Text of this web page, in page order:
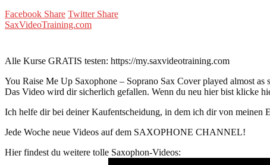
Facebook Share Twitter Share
SaxVideoTraining.com
Alle Kurse GRATIS testen: https://my.saxvideotraining.com
You Raise Me Up Saxophone – Soprano Sax Cover played almost
Das Video wird dir sicherlich gefallen. Wenn du neu hier bist klicke
Ich helfe dir bei deiner Kaufentscheidung, in dem ich dir von meinen
Jede Woche neue Videos auf dem SAXOPHONE CHANNEL!
Hier findest du weitere tolle Saxophon-Videos: